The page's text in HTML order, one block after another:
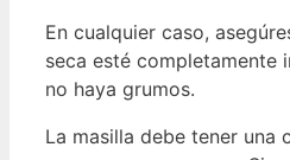
En cualquier caso,
seca esté completamente
no haya grumos.
La masilla debe tener una